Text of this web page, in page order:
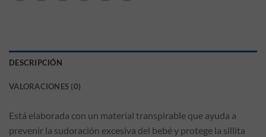
DESCRIPCIÓN
VALORACIONES (0)
Está elaborada con un material transpirable que ayuda a
prevenir la sudoración excesiva del bebé y protege la sillita